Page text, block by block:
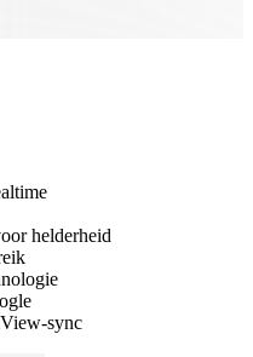
helderheid
sync